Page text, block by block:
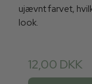
ujævnt farvet,
look.
12,00 DKK